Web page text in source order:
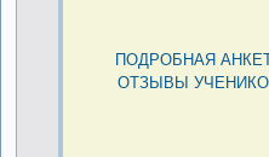
ПОДРОБНАЯ
ОТЗЫВЫ